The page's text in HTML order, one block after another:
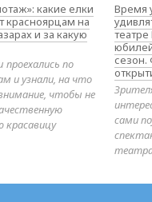
какие елки
красноярцам на
и за какую
проехались по
и узнали, на что
чтобы не
красавицу
Время
сезон.
сами